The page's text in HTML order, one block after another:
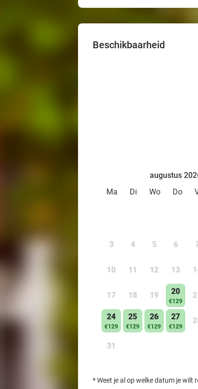
Beschikbaarheid
augustus
Ma
Di Wo Do
3 4 5 6
10 11 12 13
17 18 19 20
€129
24
€129
25
€129
26
€129
27
€129
31
*Weet je al op welke datum je wilt